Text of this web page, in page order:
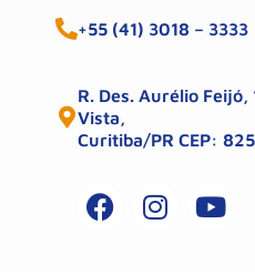
+55 (41) 3018 – 3333
R. Des. Aurélio Feijó,
Vista,
Curitiba/PR CEP: